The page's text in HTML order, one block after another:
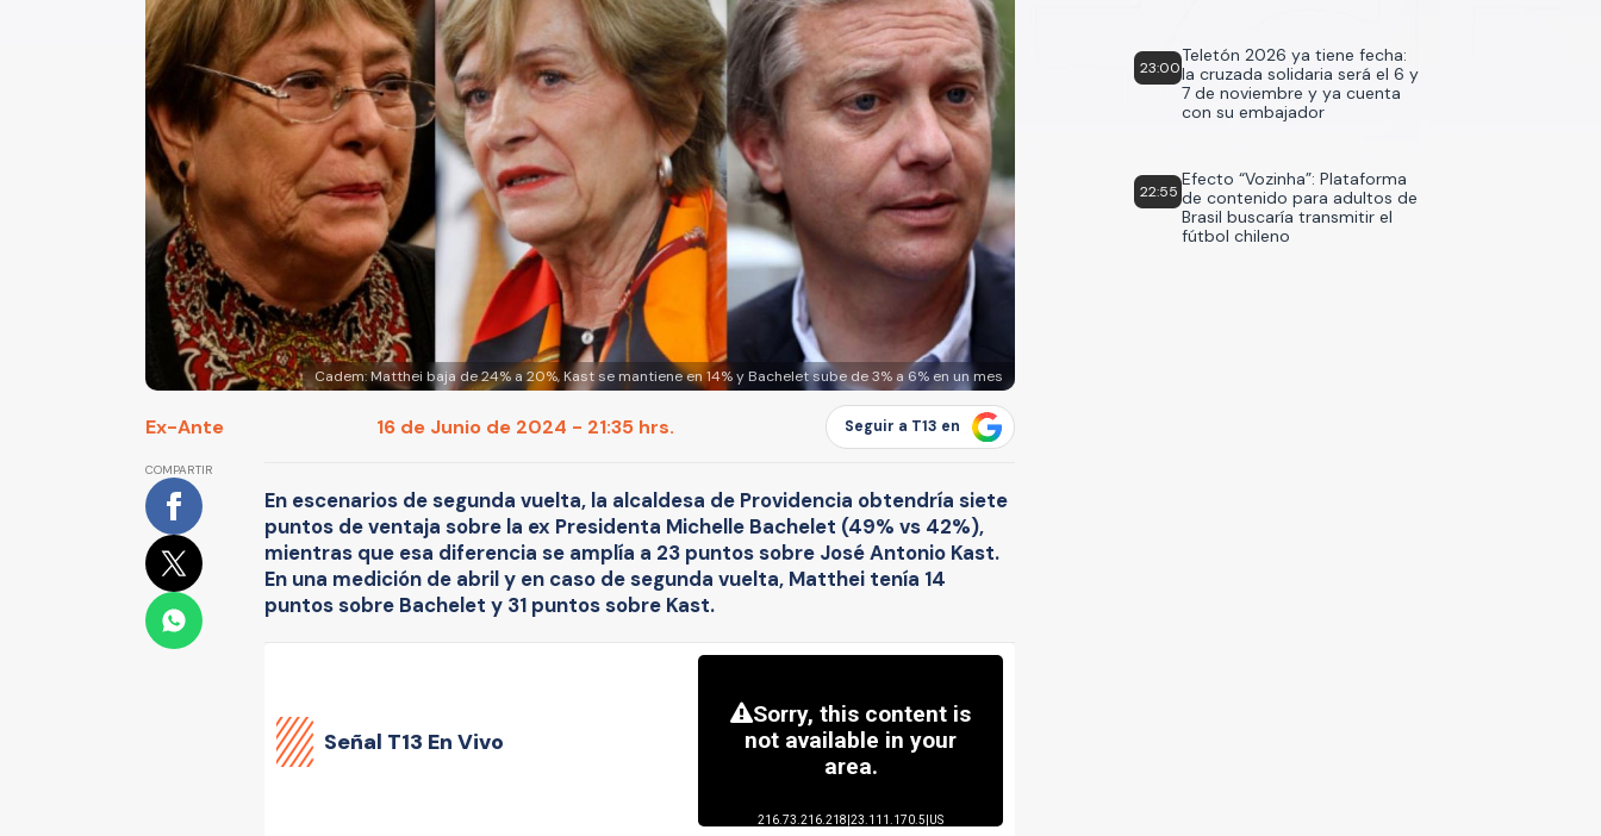
Cadem: Matthei baja de 24% a 20%, Kast se mantiene en 14% y Bachelet sube de 3% a 6% en un mes
Ex-Ante 16 de Junio de 2024 - 21:35 hrs. Seguir a T13 en
COMPARTIR
En escenarios de segunda vuelta, la alcaldesa de Providencia obtendría siete
puntos de ventaja sobre la ex Presidenta Michelle Bachelet (49% vs 42%),
mientras que esa diferencia se amplía a 23 puntos sobre José Antonio Kast.
En una medición de abril y en caso de segunda vuelta, Matthei tenía 14
puntos sobre Bachelet y 31 puntos sobre Kast.
Señal T13 En Vivo
23:00
Teletón 2026 ya tiene fecha:
la cruzada solidaria será el 6 y
7 de noviembre y ya cuenta
con su embajador
22:55
Efecto “Vozinha”: Plataforma
de contenido para adultos de
Brasil buscaría transmitir el
fútbol chileno